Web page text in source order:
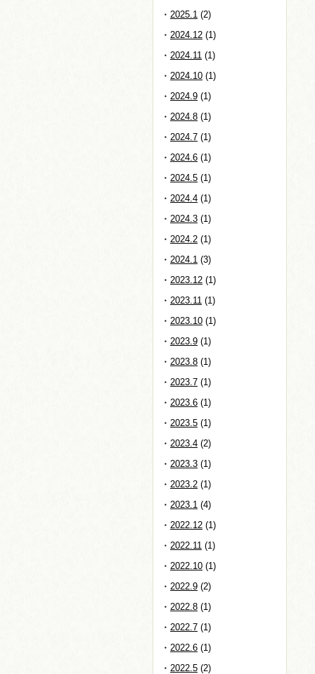
2025.1 (2)
2024.12 (1)
2024.11 (1)
2024.10 (1)
2024.9 (1)
2024.8 (1)
2024.7 (1)
2024.6 (1)
2024.5 (1)
2024.4 (1)
2024.3 (1)
2024.2 (1)
2024.1 (3)
2023.12 (1)
2023.11 (1)
2023.10 (1)
2023.9 (1)
2023.8 (1)
2023.7 (1)
2023.6 (1)
2023.5 (1)
2023.4 (2)
2023.3 (1)
2023.2 (1)
2023.1 (4)
2022.12 (1)
2022.11 (1)
2022.10 (1)
2022.9 (2)
2022.8 (1)
2022.7 (1)
2022.6 (1)
2022.5 (2)